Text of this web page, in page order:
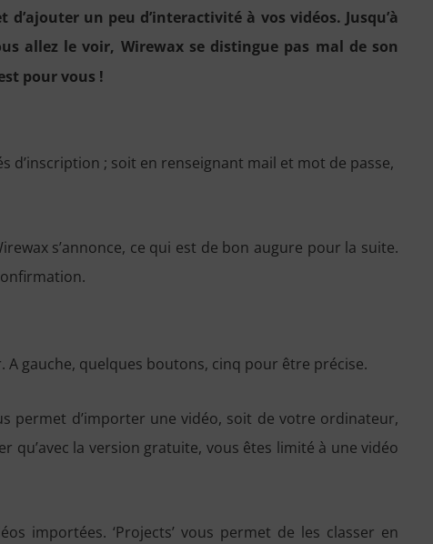
un peu d’interactivité à vos vidéos. Jusqu’à
allez le voir, Wirewax se distingue pas mal de son
pour vous !
d’inscription ; soit en renseignant mail et mot de passe,
s’annonce, ce qui est de bon augure pour la suite.
gauche, quelques boutons, cinq pour être précise.
permet d’importer une vidéo, soit de votre ordinateur,
qu’avec la version gratuite, vous êtes limité à une vidéo
importées. ‘Projects’ vous permet de les classer en